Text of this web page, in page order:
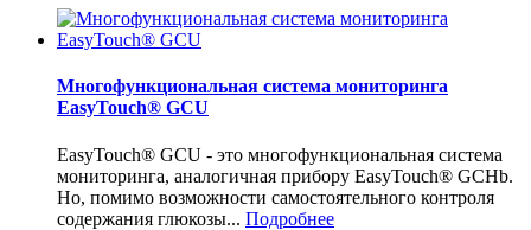
Многофункциональная система мониторинга
EasyTouch® GCU
EasyTouch® GCU - это многофункциональная система
мониторинга, аналогичная прибору EasyTouch® GCHb.
Но, помимо возможности самостоятельного контроля
содержания глюкозы... Подробнее